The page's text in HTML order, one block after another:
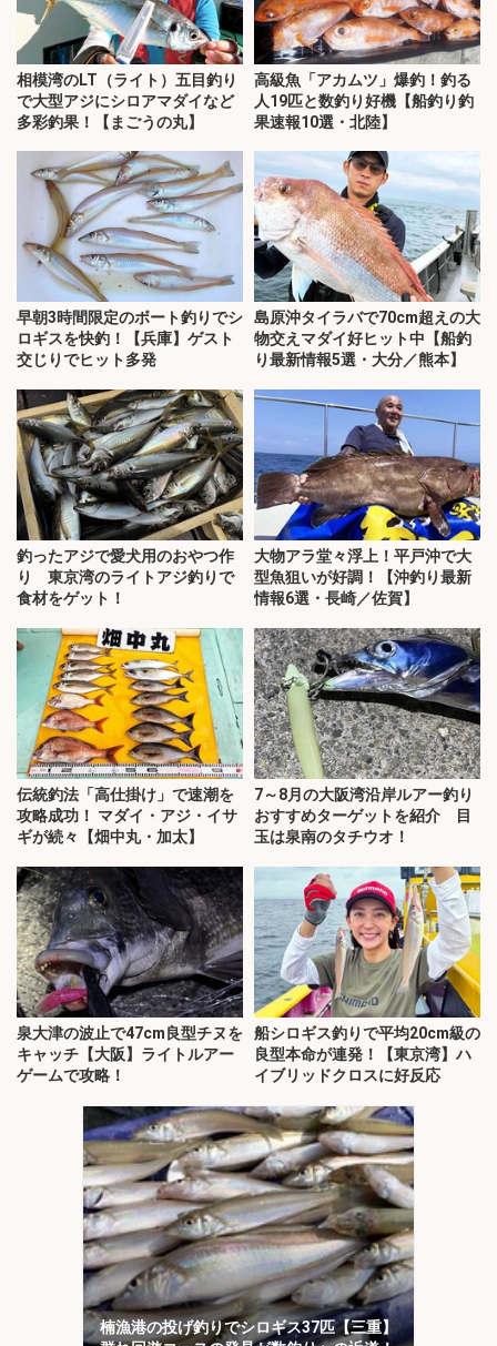
相模湾のLT（ライト）五目釣り
で大型アジにシロアマダイなど
多彩釣果！【まごうの丸】
高級魚「アカムツ」爆釣！釣る
人19匹と数釣り好機【船釣り釣
果速報10選・北陸】
早朝3時間限定のボート釣りでシ
ロギスを快釣！【兵庫】ゲスト
交じりでヒット多発
島原沖タイラバで70cm超えの大
物交えマダイ好ヒット中【船釣
り最新情報5選・大分／熊本】
釣ったアジで愛犬用のおやつ作
り 東京湾のライトアジ釣りで
食材をゲット！
大物アラ堂々浮上！平戸沖で大
型魚狙いが好調！【沖釣り最新
情報6選・長崎／佐賀】
伝統釣法「高仕掛け」で速潮を
攻略成功！ マダイ・アジ・イサ
ギが続々【畑中丸・加太】
7～8月の大阪湾沿岸ルアー釣り
おすすめターゲットを紹介 目
玉は泉南のタチウオ！
泉大津の波止で47cm良型チヌを
キャッチ【大阪】ライトルアー
ゲームで攻略！
船シロギス釣りで平均20cm級の
良型本命が連発！【東京湾】ハ
イブリッドクロスに好反応
楠漁港の投げ釣りでシロギス37匹【三重】